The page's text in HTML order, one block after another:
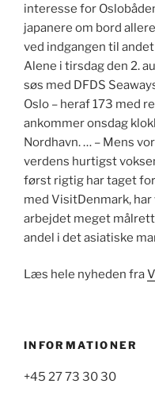
interesse for
japanere om bord
ved indgangen til
Alene i tirsdag den 2.
søs med DFDS
Oslo – heraf 173 med
ankommer onsdag
Nordhavn. … – Mens
verdens hurtigst
først rigtig har taget
med VisitDenmark,
arbejdet meget
andel i det asiatiske
Læs hele nyheden fra
INFORMATIONER
+45 27 73 30 30